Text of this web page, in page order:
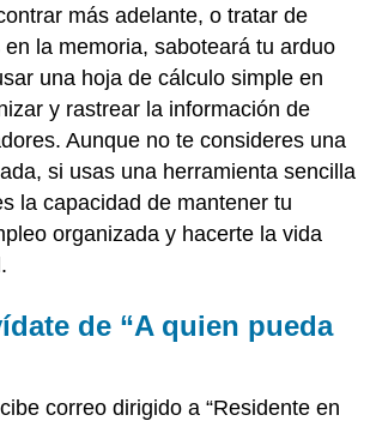
más adelante, o tratar de
la memoria, saboteará tu arduo
una hoja de cálculo simple en
y rastrear la información de
Aunque no te consideres una
si usas una herramienta sencilla
la capacidad de mantener tu
organizada y hacerte la vida
de “A quien pueda
correo dirigido a “Residente en